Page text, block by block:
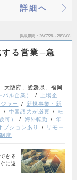
詳細へ
掲載期間 26/07/26～26/08/08
る営業─急
大阪府、愛媛県、福岡
ル企業）
上場企
ャー
新規事業・新
中国語力が必要
転
可） 海外転勤
年
プションあり
リモー
度
きる
に返